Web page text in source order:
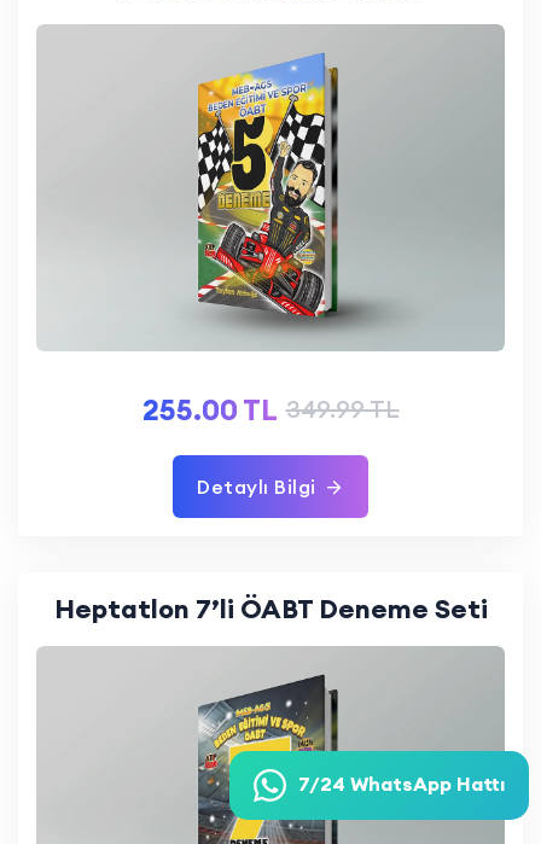
255.00 TL 349.99 TL
Detaylı Bilgi
Heptatlon 7’li ÖABT Deneme Seti
7/24 WhatsApp Hattı